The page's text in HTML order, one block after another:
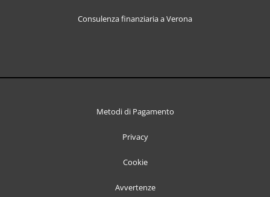
Consulenza finanziaria a Verona
Metodi di Pagamento
Privacy
Cookie
Avvertenze